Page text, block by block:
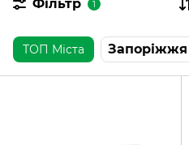
Фільтр 1
ТОП Міста Запоріжжя